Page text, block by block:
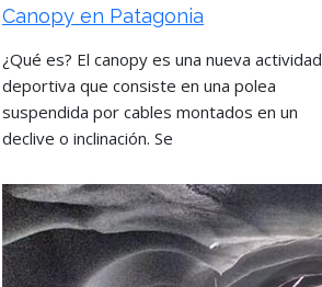
Canopy en Patagonia
¿Qué es? El canopy es una nueva actividad
deportiva que consiste en una polea
suspendida por cables montados en un
declive o inclinación. Se